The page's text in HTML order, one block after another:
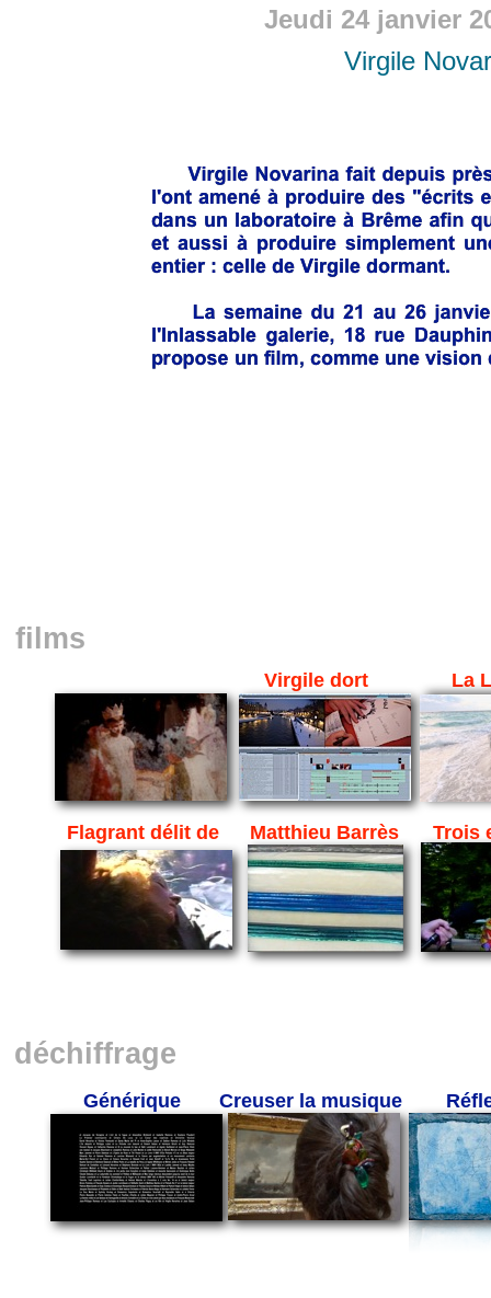
Jeudi 24 janvier
Virgile
déchiffrage
Générique
films
Virgile dort La
Flagrant délit de Trois
Creuser la musique
Matthieu Barrès